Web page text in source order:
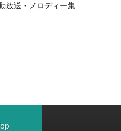
放送・メロディー集